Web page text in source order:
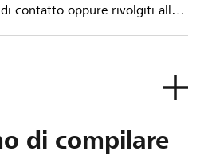
contatto oppure rivolgiti alla
di compilare